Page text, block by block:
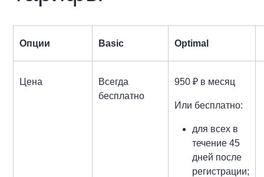
Опции Basic Optimal
Цена
Всегда
бесплатно
950 ₽ в месяц
Или бесплатно:
для всех в
течение 45
дней после
регистрации;